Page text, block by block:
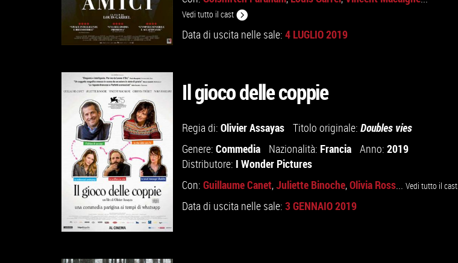
GUARDA IL TRAILER
VAI ALLA SCHEDA
Vedi tutto il cast
Data di uscita nelle sale: 4 LUGLIO 2019
Il gioco delle coppie
Regia di: Olivier Assayas Titolo originale: Doubles vies
Genere: Commedia Nazionalità: Francia Anno: 2019
Distributore: I Wonder Pictures
Con: Guillaume Canet,Juliette Binoche,Olivia Ross... Vedi tutto il cast
Data di uscita nelle sale: 3 GENNAIO 2019